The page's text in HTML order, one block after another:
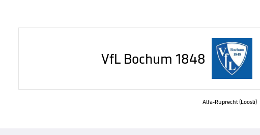
VfL Bochum 1848
Alfa-Ruprecht (Loosli)